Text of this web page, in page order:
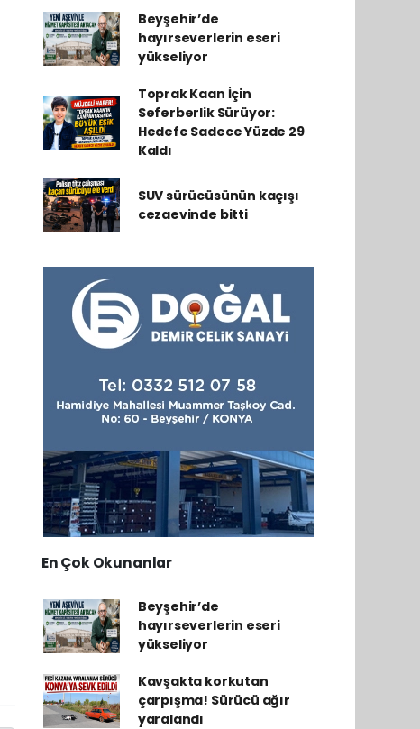
Beyşehir’de
hayırseverlerin eseri
yükseliyor
Toprak Kaan İçin
Seferberlik Sürüyor:
Hedefe Sadece Yüzde 29
Kaldı
SUV sürücüsünün kaçışı
cezaevinde bitti
En Çok Okunanlar
Beyşehir’de
hayırseverlerin eseri
yükseliyor
Kavşakta korkutan
çarpışma! Sürücü ağır
yaralandı